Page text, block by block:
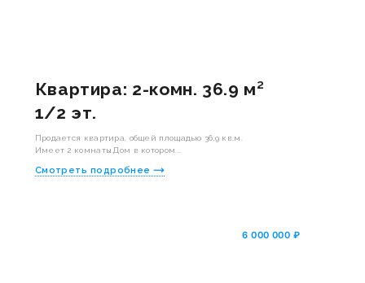
Квартира: 2-комн. 36.9 м²
1/2 эт.
Продается квартира, общей площадью 36,9 кв.м.
Имеет 2 комнаты.Дом в котором...
Смотреть подробнее
6 000 000 ₽